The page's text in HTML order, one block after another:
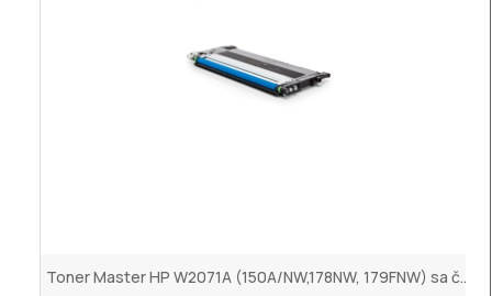
Toner Master HP W2071A (150A/NW,178NW, 179FNW) sa čipom